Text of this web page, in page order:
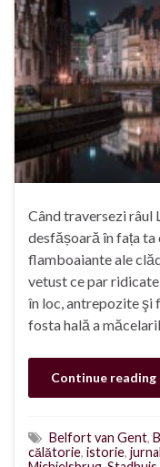
Când traversezi râul
desfășoară în fața
flamboaiante ale
vetust ce par
în loc, antrepozite şi
fosta hală a
Continue reading
Belfort van Gent,
călătorie, istorie,